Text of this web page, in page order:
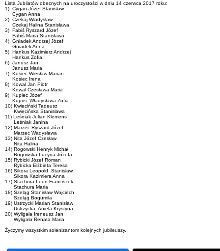
Lista Jubilatów obecnych na uroczystości w dniu 14 czerwca 2017 roku:
1) Cygan Józef Stanisław
Cygan Anna
2) Czekaj Władysław
Czekaj Halina Stanisława
3) Fabiś Ryszard Józef
Fabiś Maria Stanisława
4) Gniadek Andrzej Józef
Gniadek Anna
5) Hankus Kazimierz Andrzej
Hankus Zofia
6) Janusz Jan
Janusz Maria
7) Kosiec Wiesław Marian
Kosiec Irena
8) Kowal Jan Piotr
Kowal Czesława Maria
9) Kupiec Józef
Kupiec Władysława Zofia
10) Kwieciński Tadeusz
Kwiecińska Stanisława
11) Leśniak Julian Klemens
Leśniak Janina
12) Marzec Ryszard Józef
Marzec Wadysława
13) Nita Józef Czesław
Nita Halina
14) Rogowski Henryk Michał
Rogowska Lucyna Józefa
15) Rybicki Józef Roman
Rybicka Elżbieta Teresa
16) Sikora Leopold Stanisław
Sikora Kazimiera Anna
17) Stachura Leon Franciszek
Stachura Maria
18) Szeląg Stanisław Wojciech
Szeląg Bogumiła
19) Ustrzycki Marian Stanisław
Ustrzycka Aniela Krystyna
20) Wyligała Ireneusz Jan
Wyligała Renata Maria
Życzymy wszystkim solenizantom kolejnych jubileuszy.